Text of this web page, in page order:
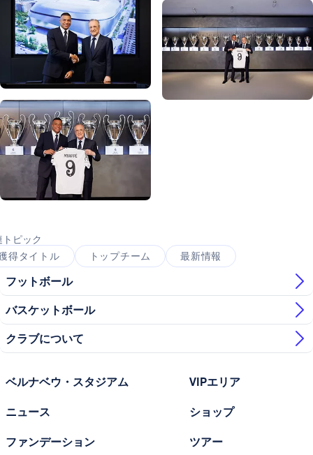
トピック
得タイトル
トップチーム 最新情報
フットボール
バスケットボール
クラブについて
ベルナベウ・スタジアム
ニュース
ファンデーション
VIPエリア
ショップ
ツアー